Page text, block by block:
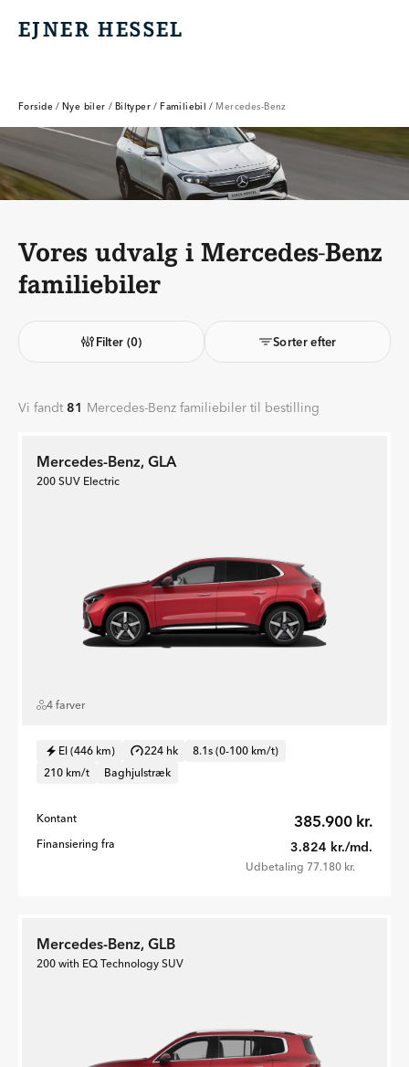
EJNER HESSEL
EJNER HESSEL
Forside / Nye biler / Biltyper / Familiebil / Mercedes-Benz
Vores udvalg i Mercedes-Benz
familiebiler
Filter (0) Sorter efter
Vi fandt 81 Mercedes-Benz familiebiler til bestilling
Mercedes-Benz, GLA
200 SUV Electric
4 farver
El (446 km) 224 hk
8.1s (0-100 km/t)
210 km/t
Baghjulstræk
Kontant 385.900 kr.
Finansiering fra 3.824 kr./md.
Udbetaling 77.180 kr.
Mercedes-Benz, GLB
200 with EQ Technology SUV